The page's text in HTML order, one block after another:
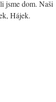
jsme dom. Naši
Hájek.